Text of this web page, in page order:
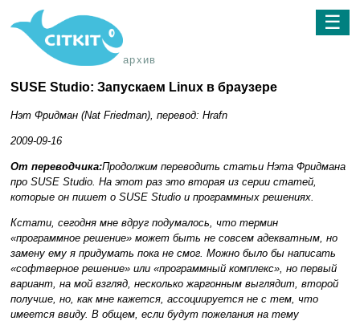
архив
☰
SUSE Studio: Запускаем Linux в браузере
Нэт Фридман (Nat Friedman), перевод: Hrafn
2009-09-16
От переводчика:Продолжим переводить статьи Нэта Фридмана
про SUSE Studio. На этот раз это вторая из серии статей,
которые он пишет о SUSE Studio и программных решениях.
Кстати, сегодня мне вдруг подумалось, что термин
«программное решение» может быть не совсем адекватным, но
замену ему я придумать пока не смог. Можно было бы написать
«софтверное решение» или «программный комплекс», но первый
вариант, на мой взгляд, несколько жаргонным выглядит, второй
получше, но, как мне кажется, ассоциируется не с тем, что
имеется ввиду. В общем, если будут пожелания на тему